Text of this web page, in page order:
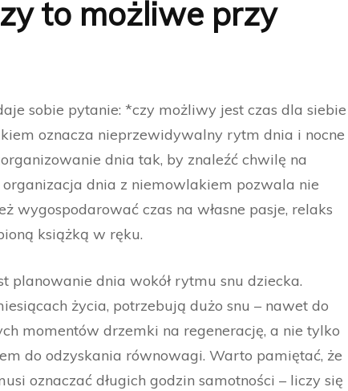
to możliwe przy
sobie pytanie: *czy możliwy jest czas dla siebie
oznacza nieprzewidywalny rytm dnia i nocne
dnia tak, by znaleźć chwilę na
dnia z niemowlakiem pozwala nie
wygospodarować czas na własne pasje, relaks
książką w ręku.
planowanie dnia wokół rytmu snu dziecka.
życia, potrzebują dużo snu – nawet do
momentów drzemki na regenerację, a nie tylko
do odzyskania równowagi. Warto pamiętać, że
oznaczać długich godzin samotności – liczy się